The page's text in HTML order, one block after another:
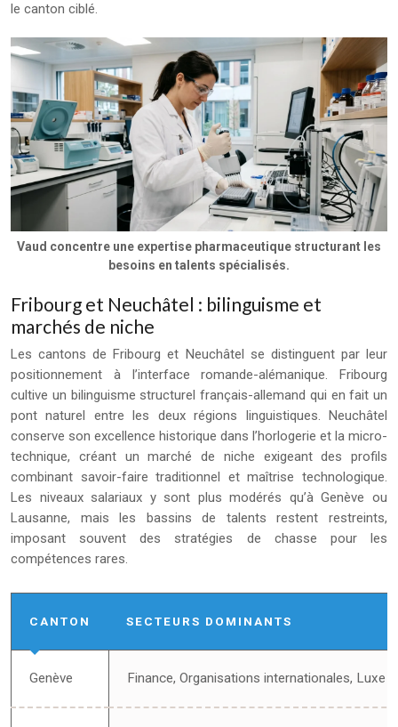
le canton ciblé.
Vaud concentre une expertise pharmaceutique structurant les
besoins en talents spécialisés.
Fribourg et Neuchâtel : bilinguisme et
marchés de niche
Les cantons de Fribourg et Neuchâtel se distinguent par leur
positionnement à l’interface romande-alémanique. Fribourg
cultive un bilinguisme structurel français-allemand qui en fait un
pont naturel entre les deux régions linguistiques. Neuchâtel
conserve son excellence historique dans l’horlogerie et la micro-
technique, créant un marché de niche exigeant des profils
combinant savoir-faire traditionnel et maîtrise technologique.
Les niveaux salariaux y sont plus modérés qu’à Genève ou
Lausanne, mais les bassins de talents restent restreints,
imposant souvent des stratégies de chasse pour les
compétences rares.
CANTON SECTEURS DOMINANTS
Genève Finance, Organisations internationales, Luxe